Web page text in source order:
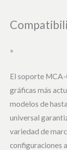
»
El soporte MCA-
gráficas más
modelos de
universal
variedad de
configuraciones